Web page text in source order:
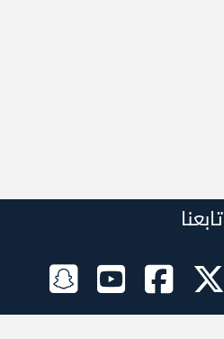
تابعنا